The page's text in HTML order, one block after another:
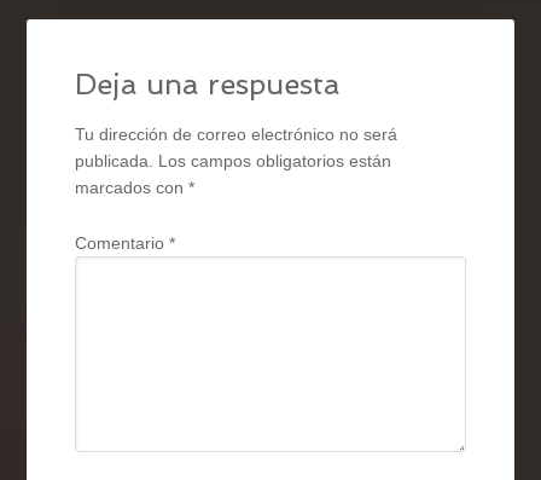
Deja una respuesta
Tu dirección de correo electrónico no será
publicada. Los campos obligatorios están
marcados con*
Comentario*